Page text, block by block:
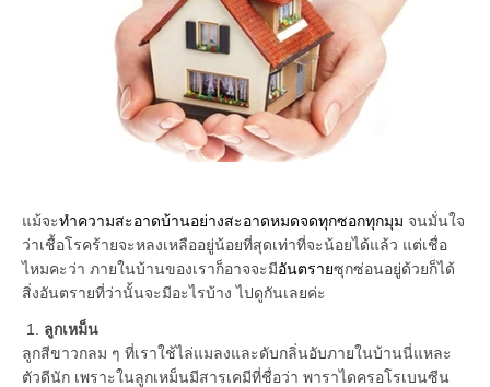
แม้จะทำความสะอาดบ้านอย่างสะอาดหมดจดทุกซอกทุกมุม จนมั่นใจ
ว่าเชื้อโรคร้ายจะหลงเหลืออยู่น้อยที่สุดเท่าที่จะน้อยได้แล้ว แต่เชื่อ
ไหมคะว่า ภายในบ้านของเราก็อาจจะมีอันตรายซุกซ่อนอยู่ด้วยก็ได้
สิ่งอันตรายที่ว่านั้นจะมีอะไรบ้าง ไปดูกันเลยค่ะ
1. ลูกเหม็น
ลูกสีขาวกลม ๆ ที่เราใช้ไล่แมลงและดับกลิ่นอับภายในบ้านนี่แหละ
ตัวดีนัก เพราะในลูกเหม็นมีสารเคมีที่ชื่อว่า พาราไดครอโรเบนซีน